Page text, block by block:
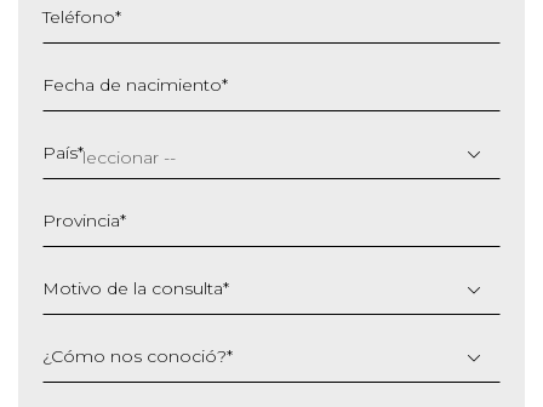
Teléfono*
Fecha de nacimiento*
barra
MM
AAAA
País*
Provincia*
Motivo de la consulta*
¿Cómo nos conoció?*